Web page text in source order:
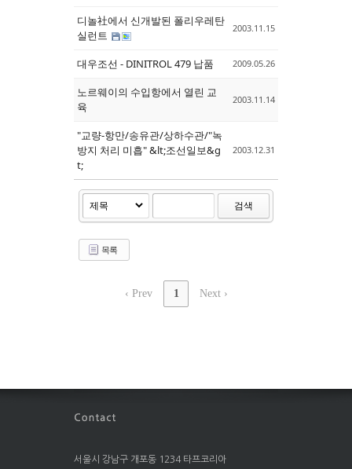
디놀社에서 신개발된 폴리우레탄
실런트
2003.11.15
대우조선 - DINITROL 479 납품 2009.05.26
노르웨이의 수입항에서 열린 교
육
2003.11.14
"교량-항만/송유관/상하수관/"녹
방지 처리 미흡" &lt;조선일보&g
t;
2003.12.31
검색
목록
‹ Prev 1 Next ›
서울시 강남구 개포동 1234 타프코리아